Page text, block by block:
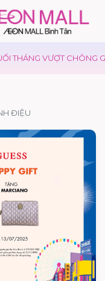
THÁNG VƯỢT CHÔNG
ĐIỆU